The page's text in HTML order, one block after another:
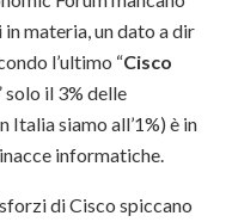
materia, un dato a dir
l’ultimo “Cisco
solo il 3% delle
siamo all’1%) è in
informatiche.
di Cisco spiccano